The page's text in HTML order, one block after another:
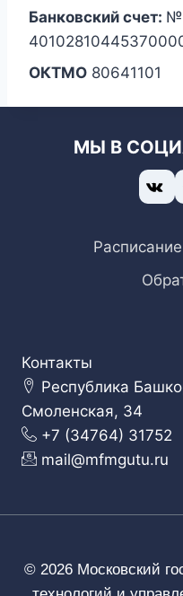
Банковский счет: №
ОКТМО 80641101
МЫ В
Контакты
Республика
Смоленская, 34
+7 (34764) 31752
mail@mfmgutu.ru
© 2026 Московский